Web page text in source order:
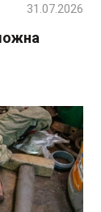
31.07.2026